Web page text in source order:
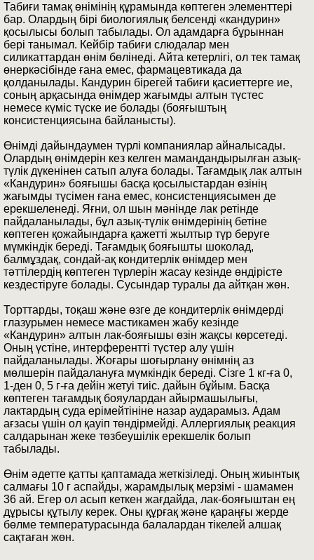
Табиғи тамақ өнімінің құрамында көптеген элементтері
бар. Олардың бірі биологиялық белсенді «кандурин»
қосылысы болып табылады. Ол адамдарға бұрыннан
бері танымал. Кейбір табиғи слюдалар мен
силикаттардан өнім бөлінеді. Айта кетерлігі, ол тек тамақ
өнеркәсібінде ғана емес, фармацевтикада да
қолданылады. Кандурин бірегей табиғи қасиеттерге ие,
соның арқасында өнімдер жағымды алтын түстес
немесе күміс түске ие болады (бояғыштың
консистенциясына байланысты).
Өнімді дайындаумен түрлі компаниялар айналысады.
Олардың өнімдерін кез келген мамандандырылған азық-
түлік дүкенінен сатып алуға болады. Тағамдық лак алтын
«Кандурин» бояғышы басқа қосылыстардан өзінің
жағымды түсімен ғана емес, консистенциясымен де
ерекшеленеді. Яғни, ол шын мәнінде лак ретінде
пайдаланылады, бұл азық-түлік өнімдерінің бетіне
көптеген қожайындарға қажетті жылтыр түр беруге
мүмкіндік береді. Тағамдық бояғышты шоколад,
балмұздақ, сондай-ақ кондитерлік өнімдер мен
тәттілердің көптеген түрлерін жасау кезінде өндірісте
кездестіруге болады. Сусындар туралы да айтқан жөн.
Торттарды, тоқаш және өзге де кондитерлік өнімдерді
глазурьмен немесе мастикамен жабу кезінде
«Кандурин» алтын лак-бояғышы өзін жақсы көрсетеді.
Оның үстіне, интерферентті түстер алу үшін
пайдаланылады. Жоғары шоғырлану өнімнің аз
мөлшерін пайдалануға мүмкіндік береді. Сізге 1 кг-ға 0,
1-ден 0, 5 г-ға дейін жетуі тиіс. дайын бұйым. Басқа
көптеген тағамдық бояулардан айырмашылығы,
лактардың суда ерімейтініне назар аударамыз. Адам
ағзасы үшін ол қауіп төндірмейді. Аллергиялық реакция
салдарынан жеке төзбеушілік ерекшелік болып
табылады.
Өнім әдетте қатты қаптамада жеткізіледі. Оның жиынтық
салмағы 10 г аспайды, жарамдылық мерзімі - шамамен
36 ай. Егер ол асып кеткен жағдайда, лак-бояғыштан ең
дұрысы құтылу керек. Оны құрғақ және қараңғы жерде
бөлме температурасында балалардан тікелей алшақ
сақтаған жөн.